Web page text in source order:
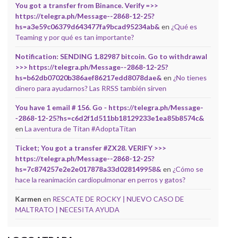
You got a transfer from Binance. Verify =>>
https://telegra.ph/Message--2868-12-25?
hs=a3e59c06379d643477fa9bcad95234ab& en ¿Qué es
Teaming y por qué es tan importante?
Notification: SENDING 1.82987 bitcoin. Go to withdrawal
>>> https://telegra.ph/Message--2868-12-25?
hs=b62db07020b386aef86217edd8078dae& en ¿No tienes
dinero para ayudarnos? Las RRSS también sirven
You have 1 email # 156. Go - https://telegra.ph/Message-
-2868-12-25?hs=c6d2f1d511bb18129233e1ea85b8574c&
en La aventura de Titan #AdoptaTitan
Ticket; You got a transfer #ZX28. VERIFY >>>
https://telegra.ph/Message--2868-12-25?
hs=7c874257e2e2e017878a33d028149958& en ¿Cómo se
hace la reanimación cardiopulmonar en perros y gatos?
Karmen en RESCATE DE ROCKY | NUEVO CASO DE
MALTRATO | NECESITA AYUDA